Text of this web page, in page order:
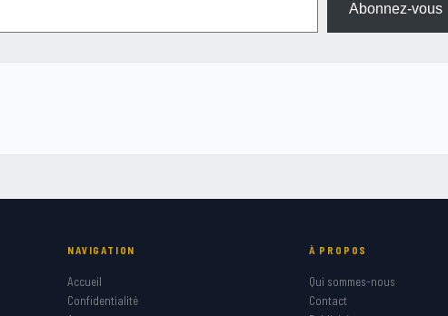
Abonnez-vous
NAVIGATION
Accueil
Confidentialité
À PROPOS
Qui sommes-nous
Contact